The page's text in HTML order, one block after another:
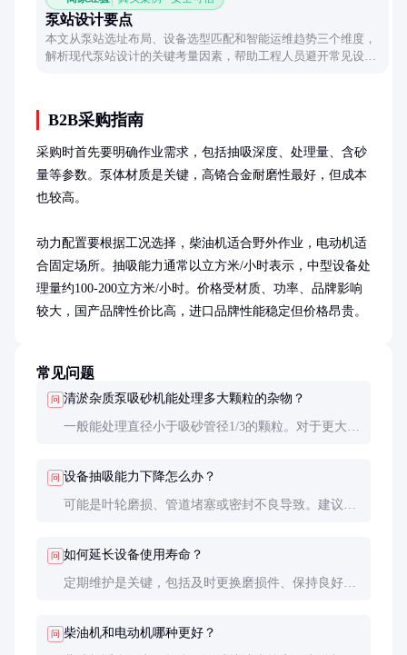
泵站设计要点
本文从泵站选址布局、设备选型匹配和智能运维趋势三个维度，
解析现代泵站设计的关键考量因素，帮助工程人员避开常见设计
B2B采购指南
采购时首先要明确作业需求，包括抽吸深度、处理量、含砂
量等参数。泵体材质是关键，高铬合金耐磨性最好，但成本
也较高。
动力配置要根据工况选择，柴油机适合野外作业，电动机适
合固定场所。抽吸能力通常以立方米/小时表示，中型设备处
理量约100-200立方米/小时。价格受材质、功率、品牌影响
较大，国产品牌性价比高，进口品牌性能稳定但价格昂贵。
常见问题
问 清淤杂质泵吸砂机能处理多大颗粒的杂物？
一般能处理直径小于吸砂管径1/3的颗粒。对于更大杂
问 设备抽吸能力下降怎么办？
可能是叶轮磨损、管道堵塞或密封不良导致。建议先
问 如何延长设备使用寿命？
定期维护是关键，包括及时更换磨损件、保持良好润
问 柴油机和电动机哪种更好？